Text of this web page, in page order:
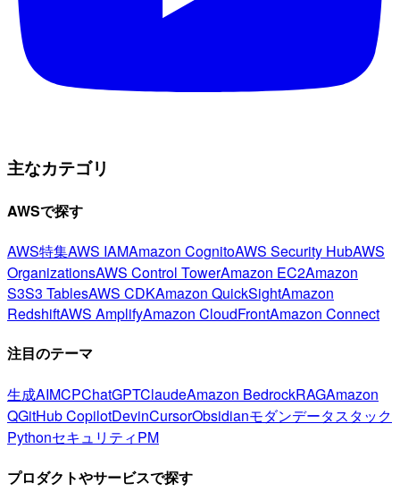
主なカテゴリ
AWSで探す
AWS特集AWS IAMAmazon CognitoAWS Security HubAWS
OrganizationsAWS Control TowerAmazon EC2Amazon
S3S3 TablesAWS CDKAmazon QuickSightAmazon
RedshiftAWS AmplifyAmazon CloudFrontAmazon Connect
注目のテーマ
生成AIMCPChatGPTClaudeAmazon BedrockRAGAmazon
QGitHub CopilotDevinCursorObsidianモダンデータスタック
PythonセキュリティPM
プロダクトやサービスで探す